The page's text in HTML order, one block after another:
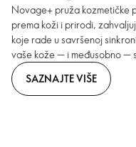
Novage+ pruža kozmetičke
prema koži i prirodi,
koje rade u savršenoj
vaše kože — i međusobno —
SAZNAJTE VIŠE